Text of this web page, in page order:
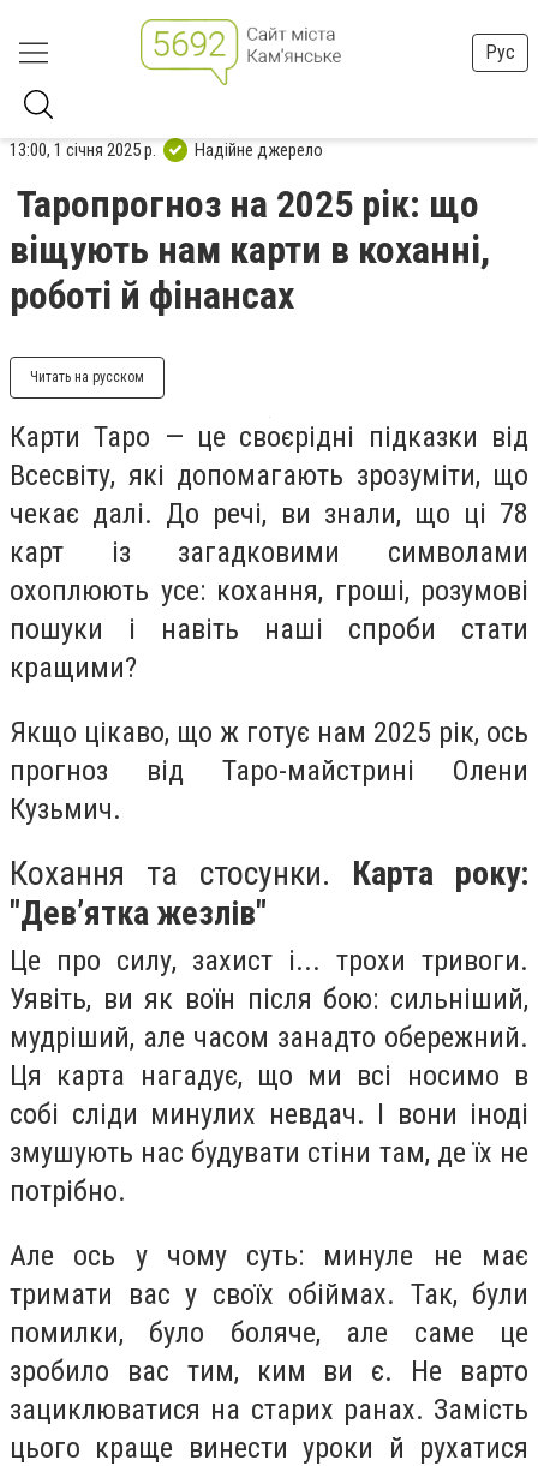
Рус
13:00, 1 січня 2025 р. Надійне джерело
Таропрогноз на 2025 рік: що
віщують нам карти в коханні,
роботі й фінансах
Читать на русском
Карти Таро — це своєрідні підказки від
Всесвіту, які допомагають зрозуміти, що
чекає далі. До речі, ви знали, що ці 78
карт із загадковими символами
охоплюють усе: кохання, гроші, розумові
пошуки і навіть наші спроби стати
кращими?
Якщо цікаво, що ж готує нам 2025 рік, ось
прогноз від Таро-майстрині Олени
Кузьмич.
Кохання та стосунки. Карта року:
"Дев’ятка жезлів"
Це про силу, захист і... трохи тривоги.
Уявіть, ви як воїн після бою: сильніший,
мудріший, але часом занадто обережний.
Ця карта нагадує, що ми всі носимо в
собі сліди минулих невдач. І вони іноді
змушують нас будувати стіни там, де їх не
потрібно.
Але ось у чому суть: минуле не має
тримати вас у своїх обіймах. Так, були
помилки, було боляче, але саме це
зробило вас тим, ким ви є. Не варто
зациклюватися на старих ранах. Замість
цього краще винести уроки й рухатися